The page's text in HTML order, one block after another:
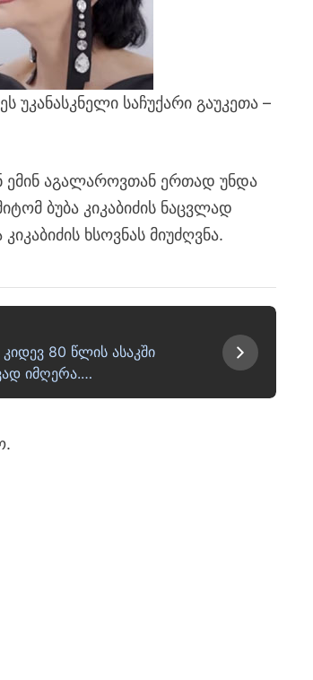
უკანასკნელი საჩუქარი გაუკეთა –
ემინ აგალაროვთან ერთად უნდა
ბუბა კიკაბიძის ნაცვლად
ხსოვნას მიუძღვნა.
80 წლის ასაკში
იმღერა.…